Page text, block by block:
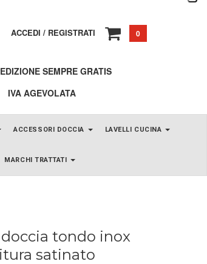
ACCEDI / REGISTRATI 0
SEMPRE GRATIS
IVA AGEVOLATA
ACCESSORI DOCCIA LAVELLI CUCINA
MARCHI TRATTATI
tondo inox
satinato